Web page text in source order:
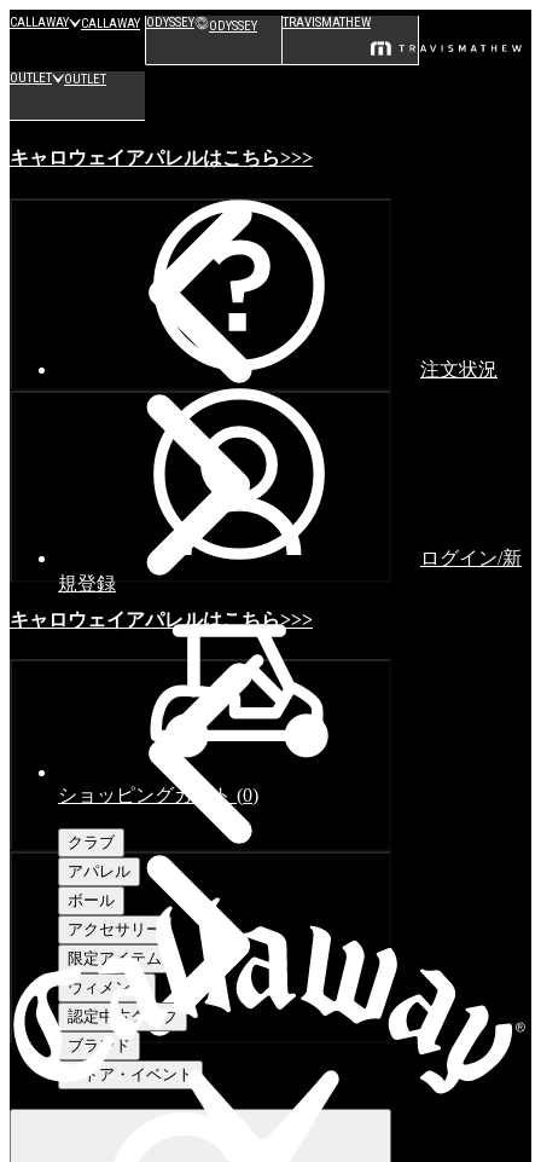
CALLAWAY CALLAWAY ODYSSEY ODYSSEY TRAVISMATHEW
OUTLET OUTLET
キャロウェイアパレルはこちら>>>
キャロウェイアパレルはこちら>>>
注文状況
ログイン/新
規登録
ショッピングカート (0)
クラブ
アパレル
ボール
アクセサリー
限定アイテム
ウィメンズ
認定中古クラブ
ブランド
ストア・イベント